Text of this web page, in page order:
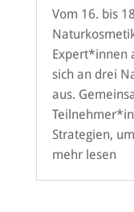
Vom 16. bis
Expert*innen
sich an drei
aus.
Strategien,
mehr lesen